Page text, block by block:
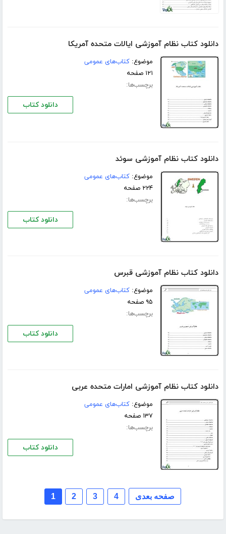
دانلود کتاب نظام آموزشی ایالات متحده آمریکا
موضوع:کتاب‌های عمومی
۱۲۱ صفحه
برچسب‌ها:
دانلود کتاب
دانلود کتاب نظام آموزشی سوئد
موضوع:کتاب‌های عمومی
۲۲۴ صفحه
برچسب‌ها:
دانلود کتاب
دانلود کتاب نظام آموزشی قبرس
موضوع:کتاب‌های عمومی
۹۵ صفحه
برچسب‌ها:
دانلود کتاب
دانلود کتاب نظام آموزشی امارات متحده عربی
موضوع:کتاب‌های عمومی
۱۳۷ صفحه
برچسب‌ها:
دانلود کتاب
1 2 3 4 صفحه بعدی